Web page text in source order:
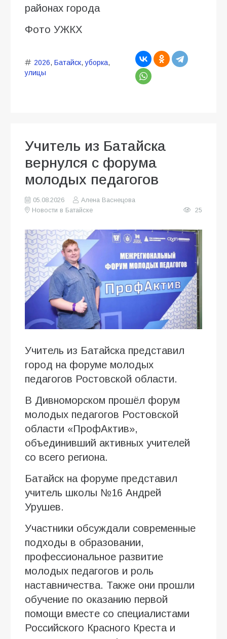
районах города
Фото УЖКХ
2026, Батайск,уборка,
улицы
Учитель из Батайска
вернулся с форума
молодых педагогов
05.08.2026
Алена Васнецова
Новости в Батайске
25
Учитель из Батайска представил
город на форуме молодых
педагогов Ростовской области.
В Дивноморском прошёл форум
молодых педагогов Ростовской
области «ПрофАктив»,
объединивший активных учителей
со всего региона.
Батайск на форуме представил
учитель школы №16 Андрей
Урушев.
Участники обсуждали современные
подходы в образовании,
профессиональное развитие
молодых педагогов и роль
наставничества. Также они прошли
обучение по оказанию первой
помощи вместе со специалистами
Российского Красного Креста и